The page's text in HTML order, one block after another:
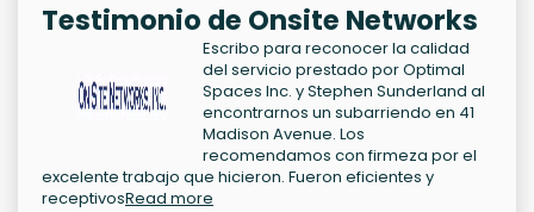
Testimonio de Onsite Networks
Escribo para reconocer la calidad
del servicio prestado por Optimal
Spaces Inc. y Stephen Sunderland al
encontrarnos un subarriendo en 41
Madison Avenue. Los
recomendamos con firmeza por el
excelente trabajo que hicieron. Fueron eficientes y
receptivosRead more